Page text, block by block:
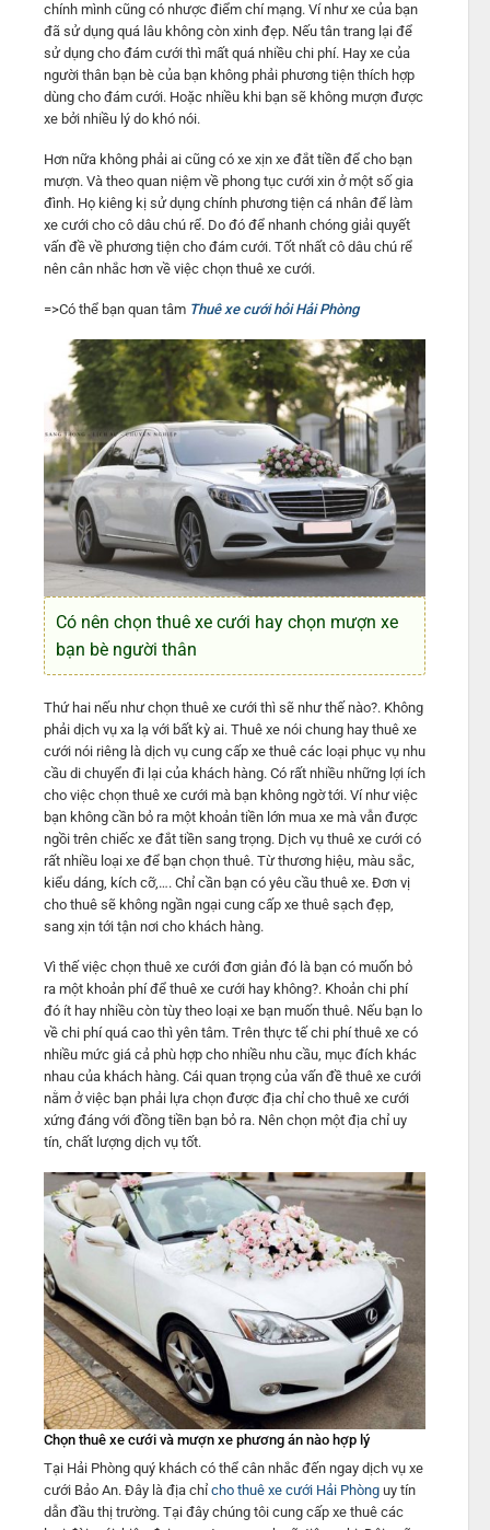
chính mình cũng có nhược điểm chí mạng. Ví như xe của bạn
đã sử dụng quá lâu không còn xinh đẹp. Nếu tân trang lại để
sử dụng cho đám cưới thì mất quá nhiều chi phí. Hay xe của
người thân bạn bè của bạn không phải phương tiện thích hợp
dùng cho đám cưới. Hoặc nhiều khi bạn sẽ không mượn được
xe bởi nhiều lý do khó nói.
Hơn nữa không phải ai cũng có xe xịn xe đắt tiền để cho bạn
mượn. Và theo quan niệm về phong tục cưới xin ở một số gia
đình. Họ kiêng kị sử dụng chính phương tiện cá nhân để làm
xe cưới cho cô dâu chú rể. Do đó để nhanh chóng giải quyết
vấn đề về phương tiện cho đám cưới. Tốt nhất cô dâu chú rể
nên cân nhắc hơn về việc chọn thuê xe cưới.
=>Có thể bạn quan tâm Thuê xe cưới hỏi Hải Phòng
Có nên chọn thuê xe cưới hay chọn mượn xe
bạn bè người thân
Thứ hai nếu như chọn thuê xe cưới thì sẽ như thế nào?. Không
phải dịch vụ xa lạ với bất kỳ ai. Thuê xe nói chung hay thuê xe
cưới nói riêng là dịch vụ cung cấp xe thuê các loại phục vụ nhu
cầu di chuyển đi lại của khách hàng. Có rất nhiều những lợi ích
cho việc chọn thuê xe cưới mà bạn không ngờ tới. Ví như việc
bạn không cần bỏ ra một khoản tiền lớn mua xe mà vẫn được
ngồi trên chiếc xe đắt tiền sang trọng. Dịch vụ thuê xe cưới có
rất nhiều loại xe để bạn chọn thuê. Từ thương hiệu, màu sắc,
kiểu dáng, kích cỡ,…. Chỉ cần bạn có yêu cầu thuê xe. Đơn vị
cho thuê sẽ không ngần ngại cung cấp xe thuê sạch đẹp,
sang xịn tới tận nơi cho khách hàng.
Vì thế việc chọn thuê xe cưới đơn giản đó là bạn có muốn bỏ
ra một khoản phí để thuê xe cưới hay không?. Khoản chi phí
đó ít hay nhiều còn tùy theo loại xe bạn muốn thuê. Nếu bạn lo
về chi phí quá cao thì yên tâm. Trên thực tế chi phí thuê xe có
nhiều mức giá cả phù hợp cho nhiều nhu cầu, mục đích khác
nhau của khách hàng. Cái quan trọng của vấn đề thuê xe cưới
nằm ở việc bạn phải lựa chọn được địa chỉ cho thuê xe cưới
xứng đáng với đồng tiền bạn bỏ ra. Nên chọn một địa chỉ uy
tín, chất lượng dịch vụ tốt.
Chọn thuê xe cưới và mượn xe phương án nào hợp lý
Tại Hải Phòng quý khách có thể cân nhắc đến ngay dịch vụ xe
cưới Bảo An. Đây là địa chỉ cho thuê xe cưới Hải Phònguy tín
dẫn đầu thị trường. Tại đây chúng tôi cung cấp xe thuê các